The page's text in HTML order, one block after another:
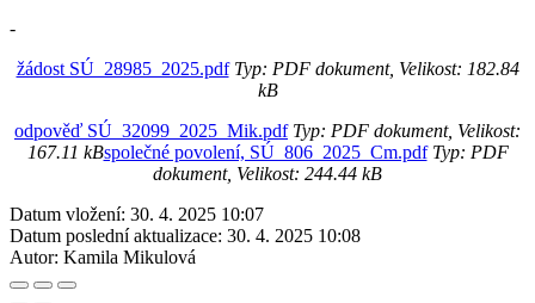
-
žádost SÚ_28985_2025.pdfTyp: PDF dokument, Velikost: 182.84
kB
odpověď SÚ_32099_2025_Mik.pdfTyp: PDF dokument, Velikost:
167.11 kBspolečné povolení, SÚ_806_2025_Cm.pdfTyp: PDF
dokument, Velikost: 244.44 kB
Datum vložení: 30. 4. 2025 10:07
Datum poslední aktualizace: 30. 4. 2025 10:08
Autor: Kamila Mikulová